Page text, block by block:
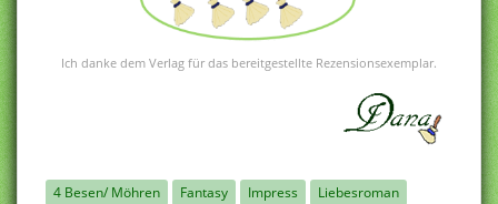
Ich danke dem Verlag für das bereitgestellte Rezensionsexemplar.
4 Besen/ Möhren Fantasy Impress
Liebesroman